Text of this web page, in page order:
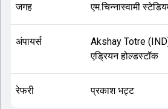
जगह एम.चिन्नास्वामी
अंपायर्स
Akshay Totre
एड्रियन होल्डस्टॉक
रेफरी प्रकाश भट्ट